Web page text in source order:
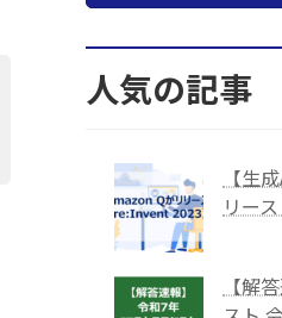
人気の記事
【生
リー
【解